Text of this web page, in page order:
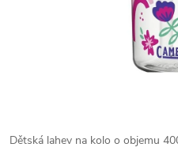
Dětská lahev na kolo o objemu